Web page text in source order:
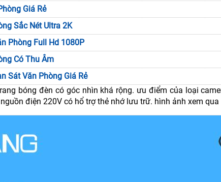
Giá Rẻ
Sắc Nét Ultra 2K
Phòng Full Hd 1080P
Có Thu Âm
Sát Văn Phòng Giá Rẻ
bóng đèn có góc nhìn khá rộng. ưu điểm của loại
điện 220V có hổ trợ thẻ nhớ lưu trữ. hình ảnh xem